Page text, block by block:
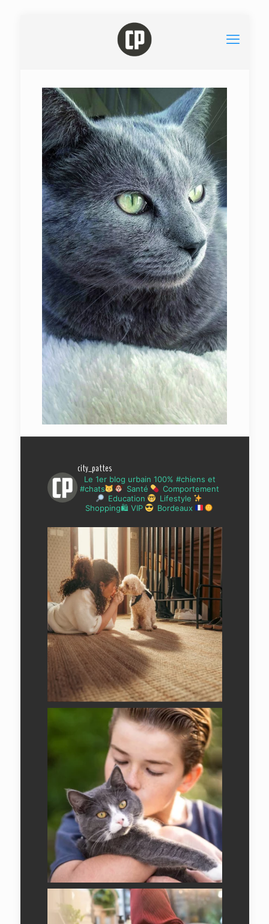
city_pattes
Le 1er blog urbain 100% #chiens et
#chats
Santé
Comportement
Education
Lifestyle
Shopping🛍 VIP
Bordeaux